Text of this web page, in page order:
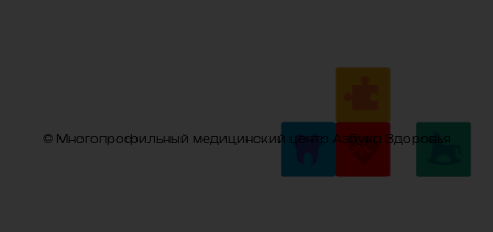
© Многопрофильный медицинский центр Азбука Здоровья